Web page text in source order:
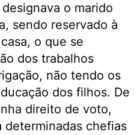
o marido
sendo reservado à
o que se
dos trabalhos
não tendo os
dos filhos. De
direito de voto,
determinadas chefias